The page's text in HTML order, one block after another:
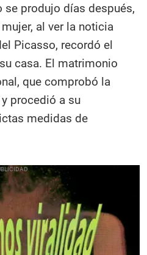
produjo días después,
al ver la noticia
Picasso, recordó el
casa. El matrimonio
que comprobó la
procedió a su
medidas de